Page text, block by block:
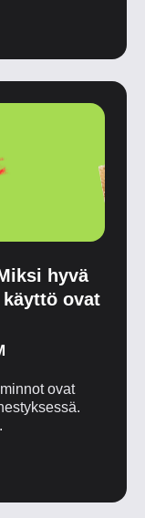
hyvä
ovat
ovat